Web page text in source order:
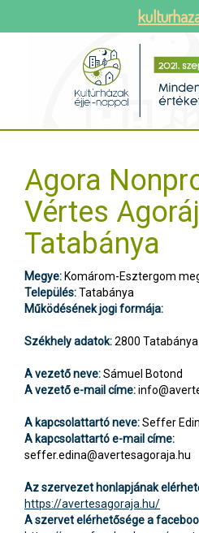
Agora
Vértes
Tatabánya
Megye: Komárom-Esztergom
Település:Tatabánya
Működésének jogi formája:
Székhely adatok:2800
A vezető neve:Sámuel Botond
A vezető e-mail címe:
A kapcsolattartó neve:Seffer
A kapcsolattartó e-mail címe:
seffer.edina@avertesagoraja.hu
Az szervezet honlapjának
https://avertesagoraja.hu/
A szervet elérhetősége a